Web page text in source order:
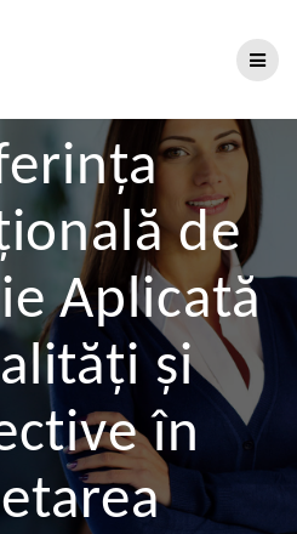
de
Aplicată
și
în